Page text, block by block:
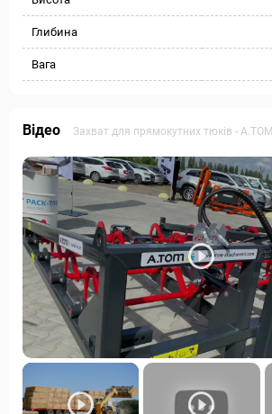
Глибина
Вага
Відео Захват для прямокутних тюків - А.ТОМ